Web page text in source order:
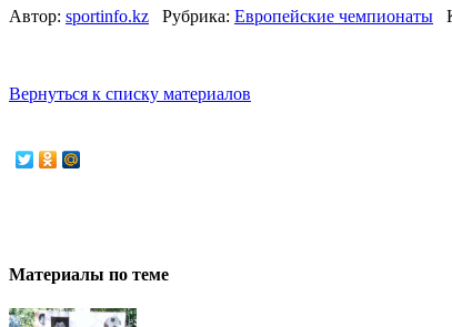
Автор: sportinfo.kz Рубрика: Европейские чемпионаты
Вернуться к списку материалов
Материалы по теме